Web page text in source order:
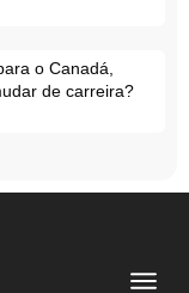
o Canadá,
de carreira?